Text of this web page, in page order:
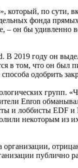
по сути,
фонда
он бы удивленно
2019 году он
в том, что он
одобрить
групп.
Enron
и лоббисты EDF
некоторым из
публично